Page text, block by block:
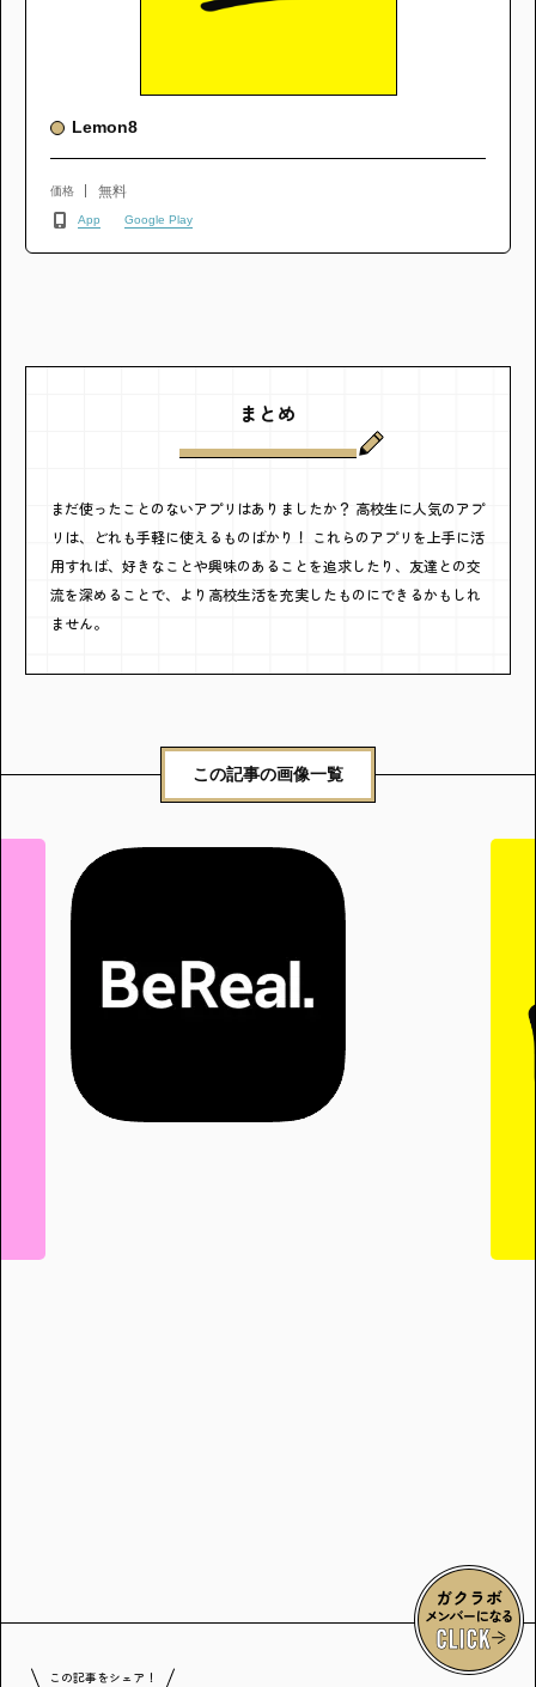
Lemon8
価格 無料
App Google Play
まとめ
まだ使ったことのないアプリはありましたか？ 高校生に人気のアプ
リは、どれも手軽に使えるものばかり！ これらのアプリを上手に活
用すれば、好きなことや興味のあることを追求したり、友達との交
流を深めることで、より高校生活を充実したものにできるかもしれ
ません。
この記事の画像一覧
この記事をシェア！